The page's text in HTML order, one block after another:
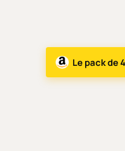
Le pack de